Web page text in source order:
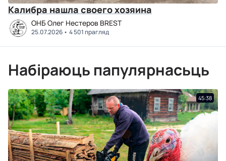
Калибра нашла своего хозяина
ОНБ Олег Нестеров BREST
25.07.2026 4 501 прагляд
Набіраюць папулярнасьць
45:38